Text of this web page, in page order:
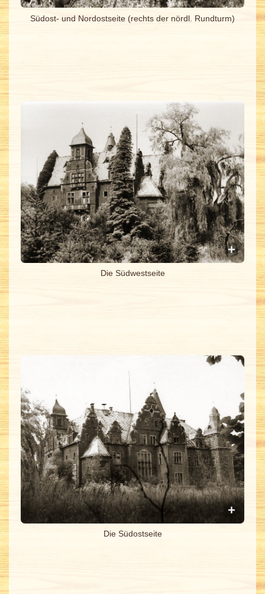
Südost- und Nordostseite (rechts der nördl. Rundturm)
Die Südwestseite
Die Südostseite